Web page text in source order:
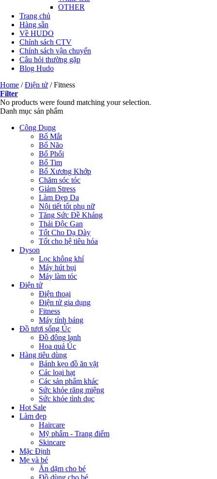
OTHER
Trang chủ
Hàng sẵn
Về HUDO
Chính sách CTV
Chính sách vận chuyển
Câu hỏi thường gặp
Blog Hudo
Home / Điện tử /Fitness
Filter
No products were found matching your selection.
Danh mục sản phẩm
Công Dụng
Bổ Mắt
Bổ Não
Bổ Phổi
Bổ Tim
Bổ Xương Khớp
Chăm sóc tóc
Giảm Stress
Làm Đẹp Da
Nội tiết tốt phụ nữ
Tăng Sức Đề Kháng
Thải Độc Gan
Tốt Cho Dạ Dày
Tốt cho hệ tiêu hóa
Dyson
Lọc không khí
Máy hút bụi
Máy làm tóc
Điện tử
Điện thoại
Điện tử gia dụng
Fitness
Máy tính bảng
Đồ tươi sống Úc
Đồ đông lạnh
Hoa quả Úc
Hàng tiêu dùng
Bánh kẹo đồ ăn vặt
Các loại hạt
Các sản phẩm khác
Sức khỏe răng miệng
Sức khỏe tình dục
Hot Sale
Làm đẹp
Haircare
Mỹ phẩm - Trang điểm
Skincare
Mặc Định
Mẹ và bé
Ăn dặm cho bé